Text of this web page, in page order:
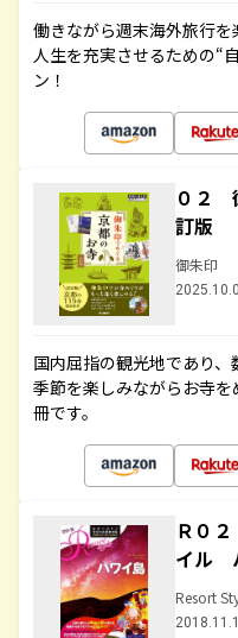
働きながら週末海外旅行を
人生を充実させるための“
ン！
０２
訂版
御朱印
国内屈指の観光地であり、
季節を楽しみながらお寺
冊です。
Ｒ０
イル
Resort